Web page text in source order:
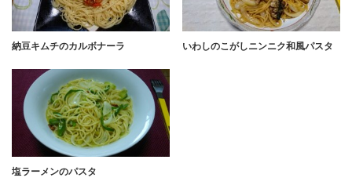
納豆キムチのカルボナーラ いわしのこがしニンニク和風パスタ
塩ラーメンのパスタ